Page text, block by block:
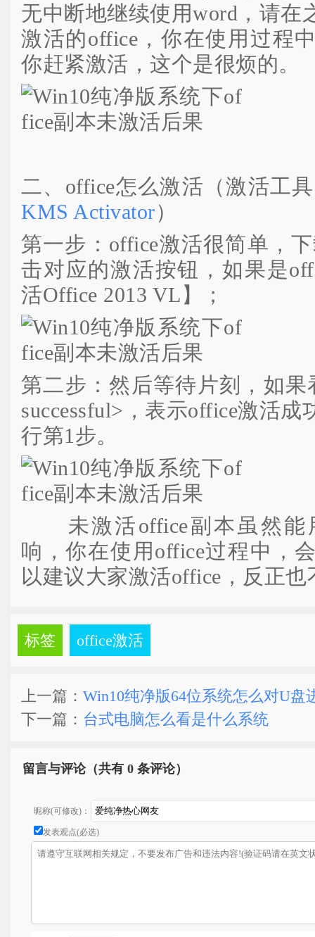
无中断地继续使用word，请在
激活的office，你在使用过程
你赶紧激活，这个是很烦的。
二、office怎么激活（激活工
KMS Activator）
第一步：office激活很简单，
击对应的激活按钮，如果是
活Office 2013 VL】；
第二步：然后等待片刻，如果
successful>，表示office激活
行第1步。
未激活office副本虽然能
响，你在使用office过程中，
以建议大家激活office，反正也
标签 office激活
上一篇： Win10纯净版64位系统怎么对U
下一篇： 台式电脑怎么看是什么系统
留言与评论（共有 0 条评论）
昵称(可修改)：
发表观点(必选)